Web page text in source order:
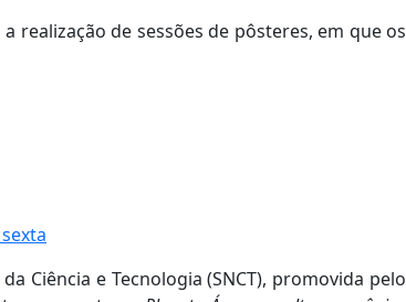
realização de sessões de pôsteres, em que os
Ciência e Tecnologia (SNCT), promovida pelo